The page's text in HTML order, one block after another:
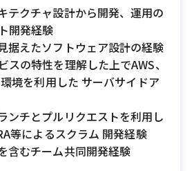
テクチャ設計から開発、運用の
開発経験
据えたソフトウェア設計の経験
スの特性を理解した上でAWS、
境を利用した サーバサイドア
ンチとプルリクエストを利用し
等によるスクラム 開発経験
含むチーム共同開発経験